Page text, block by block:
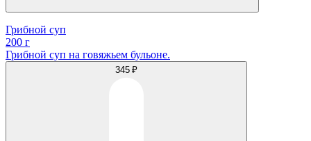
Грибной суп
200 г
Грибной суп на говяжьем бульоне.
345 ₽